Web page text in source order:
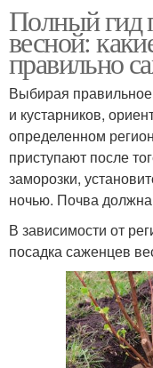
Полный гид
весной:
правильно
Выбирая
и кустарников,
определенном
приступают после
заморозки,
ночью. Почва должна
В зависимости от
посадка саженцев